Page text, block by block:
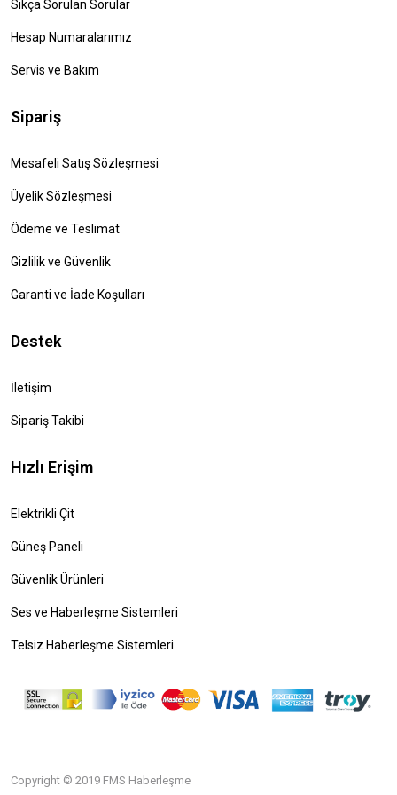
Sıkça Sorulan Sorular
Hesap Numaralarımız
Servis ve Bakım
Sipariş
Mesafeli Satış Sözleşmesi
Üyelik Sözleşmesi
Ödeme ve Teslimat
Gizlilik ve Güvenlik
Garanti ve İade Koşulları
Destek
İletişim
Sipariş Takibi
Hızlı Erişim
Elektrikli Çit
Güneş Paneli
Güvenlik Ürünleri
Ses ve Haberleşme Sistemleri
Telsiz Haberleşme Sistemleri
Copyright © 2019 FMS Haberleşme